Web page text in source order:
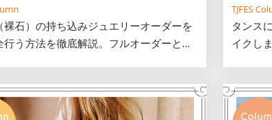
裸石）の持ち込みジュエリーオーダーを
行う方法を徹底解説。フルオーダーとセ
工房や個人クリエイターの賢い選び方を
。
TJFES
タンス
イクし
別の費
介しま